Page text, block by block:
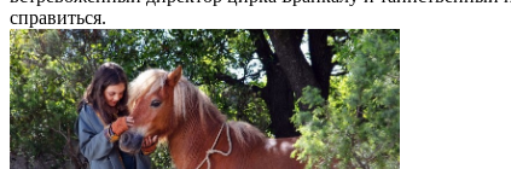
справиться.